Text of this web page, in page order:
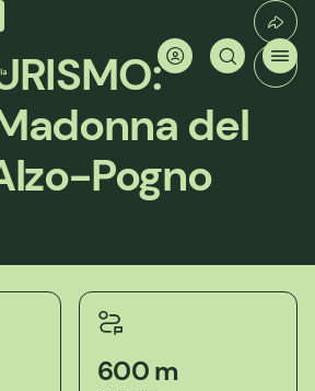
del
Pogno
600 m